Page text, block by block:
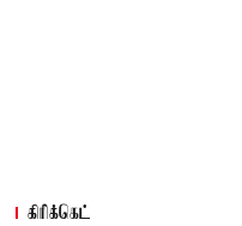
கிரிக்கெட்